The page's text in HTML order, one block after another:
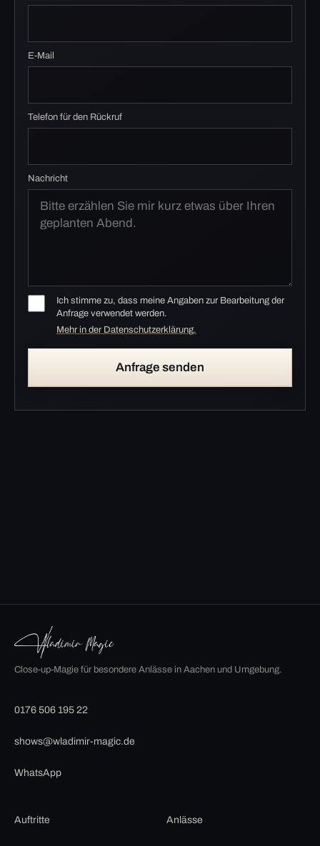
E-Mail
Telefon für den Rückruf
Nachricht
Ich stimme zu, dass meine Angaben zur Bearbeitung der
Anfrage verwendet werden.
Mehr in der Datenschutzerklärung.
Anfrage senden
Close-up-Magie für besondere Anlässe in Aachen und Umgebung.
0176 506 195 22
shows@wladimir-magic.de
WhatsApp
Auftritte Anlässe